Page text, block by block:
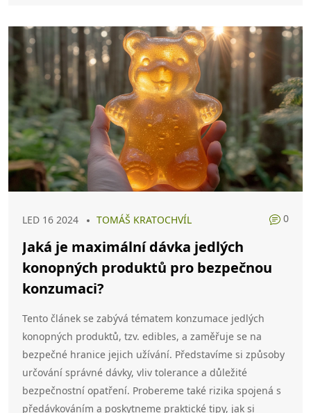
LED 16 2024 TOMÁŠ KRATOCHVÍL 0
Jaká je maximální dávka jedlých
konopných produktů pro bezpečnou
konzumaci?
Tento článek se zabývá tématem konzumace jedlých
konopných produktů, tzv. edibles, a zaměřuje se na
bezpečné hranice jejich užívání. Představíme si způsoby
určování správné dávky, vliv tolerance a důležité
bezpečnostní opatření. Probereme také rizika spojená s
předávkováním a poskytneme praktické tipy, jak si